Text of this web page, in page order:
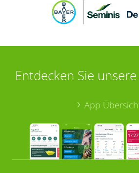
Entdecken Sie
App